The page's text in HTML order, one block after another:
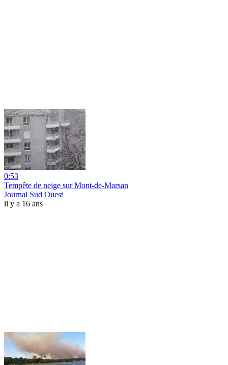
0:53
Tempête de neige sur Mont-de-Marsan
Journal Sud Ouest
il y a 16 ans